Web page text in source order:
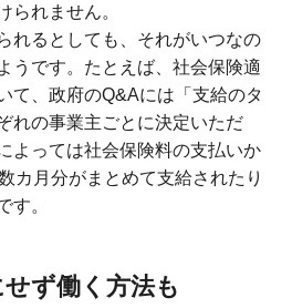
られません。
れるとしても、それがいつなの
うです。たとえば、社会保険適
て、政府のQ&Aには「支給のタ
れの事業主ごとに決定いただ
よっては社会保険料の支払いか
カ月分がまとめて支給されたり
す。
ず働く方法も